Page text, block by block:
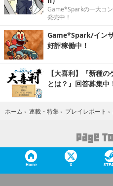
Game*Sparkの一大コ
発売中！
Game*Spark/イン
好評稼働中！
【大喜利】『新種
とは？』回答募集中
ホーム › 連載・特集 › プレイレポート ›
Home X